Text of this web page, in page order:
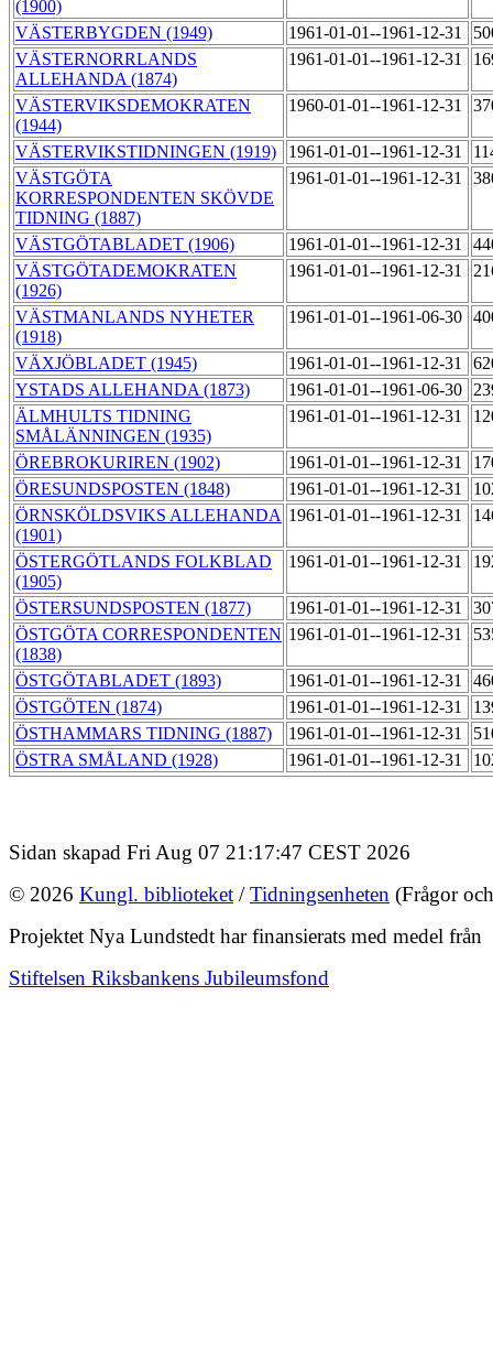
(1900)
VÄSTERBYGDEN (1949) 1961-01-01--1961-12-31
VÄSTERNORRLANDS
ALLEHANDA (1874)
1961-01-01--1961-12-31
VÄSTERVIKSDEMOKRATEN
(1944)
1960-01-01--1961-12-31
VÄSTERVIKSTIDNINGEN (1919) 1961-01-01--1961-12-31
VÄSTGÖTA
KORRESPONDENTEN SKÖVDE
TIDNING (1887)
1961-01-01--1961-12-31
VÄSTGÖTABLADET (1906) 1961-01-01--1961-12-31
VÄSTGÖTADEMOKRATEN
(1926)
1961-01-01--1961-12-31
VÄSTMANLANDS NYHETER
(1918)
1961-01-01--1961-06-30
VÄXJÖBLADET (1945) 1961-01-01--1961-12-31
YSTADS ALLEHANDA (1873)
1961-01-01--1961-06-30
ÄLMHULTS TIDNING
SMÅLÄNNINGEN (1935)
1961-01-01--1961-12-31
ÖREBROKURIREN (1902) 1961-01-01--1961-12-31
ÖRESUNDSPOSTEN (1848)
1961-01-01--1961-12-31
ÖRNSKÖLDSVIKS ALLEHANDA
(1901)
1961-01-01--1961-12-31
ÖSTERGÖTLANDS FOLKBLAD
(1905)
1961-01-01--1961-12-31
ÖSTERSUNDSPOSTEN (1877) 1961-01-01--1961-12-31
ÖSTGÖTA CORRESPONDENTEN
(1838)
1961-01-01--1961-12-31
ÖSTGÖTABLADET (1893) 1961-01-01--1961-12-31
ÖSTGÖTEN (1874)
1961-01-01--1961-12-31
ÖSTHAMMARS TIDNING (1887)
1961-01-01--1961-12-31
ÖSTRA SMÅLAND (1928)
1961-01-01--1961-12-31
Sidan skapad Fri Aug 07 21:17:47 CEST 2026
© 2026 Kungl. biblioteket /Tidningsenheten (Frågor
Projektet Nya Lundstedt har finansierats med medel från
Stiftelsen Riksbankens Jubileumsfond